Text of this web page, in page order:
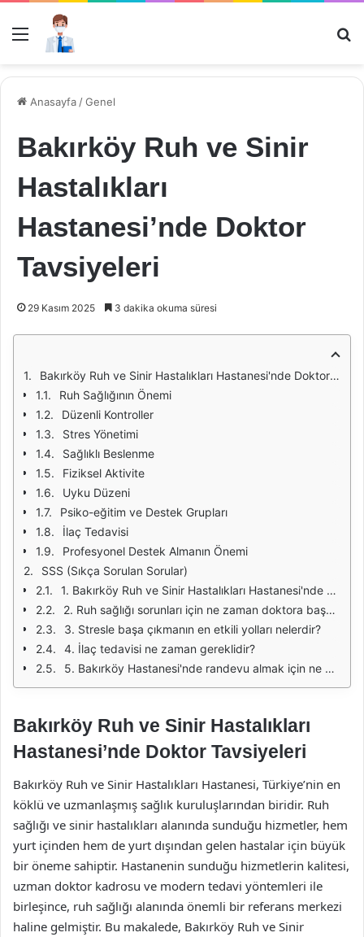
Menü
Anasayfa /Genel
Bakırköy Ruh ve Sinir
Hastalıkları
Hastanesi’nde Doktor
Tavsiyeleri
29 Kasım 2025 3 dakika okuma süresi
Bakırköy Ruh ve Sinir Hastalıkları Hastanesi'nde Doktor Tavsiyeleri
Ruh Sağlığının Önemi
Düzenli Kontroller
Stres Yönetimi
Sağlıklı Beslenme
Fiziksel Aktivite
Uyku Düzeni
Psiko-eğitim ve Destek Grupları
İlaç Tedavisi
Profesyonel Destek Almanın Önemi
SSS (Sıkça Sorulan Sorular)
1. Bakırköy Ruh ve Sinir Hastalıkları Hastanesi'nde hangi hizmetler sunulmaktadır?
2. Ruh sağlığı sorunları için ne zaman doktora başvurmalıyım?
3. Stresle başa çıkmanın en etkili yolları nelerdir?
4. İlaç tedavisi ne zaman gereklidir?
5. Bakırköy Hastanesi'nde randevu almak için ne yapmalıyım?
Bakırköy Ruh ve Sinir Hastalıkları
Hastanesi’nde Doktor Tavsiyeleri
Bakırköy Ruh ve Sinir Hastalıkları Hastanesi, Türkiye’nin en
köklü ve uzmanlaşmış sağlık kuruluşlarından biridir. Ruh
sağlığı ve sinir hastalıkları alanında sunduğu hizmetler, hem
yurt içinden hem de yurt dışından gelen hastalar için büyük
bir öneme sahiptir. Hastanenin sunduğu hizmetlerin kalitesi,
uzman doktor kadrosu ve modern tedavi yöntemleri ile
birleşince, ruh sağlığı alanında önemli bir referans merkezi
haline gelmiştir. Bu makalede, Bakırköy Ruh ve Sinir